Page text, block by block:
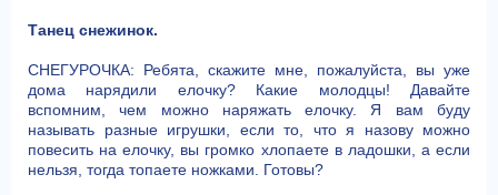
Танец снежинок.
СНЕГУРОЧКА: Ребята, скажите мне, пожалуйста, вы уже
дома нарядили елочку? Какие молодцы! Давайте
вспомним, чем можно наряжать елочку. Я вам буду
называть разные игрушки, если то, что я назову можно
повесить на елочку, вы громко хлопаете в ладошки, а если
нельзя, тогда топаете ножками. Готовы?